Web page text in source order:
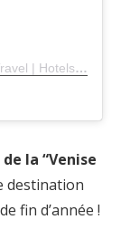
Une publication partagée par France 🇫🇷 Travel | Hotels | Food | Tips (@francetravelers)
la “Venise
destination
fin d’année !